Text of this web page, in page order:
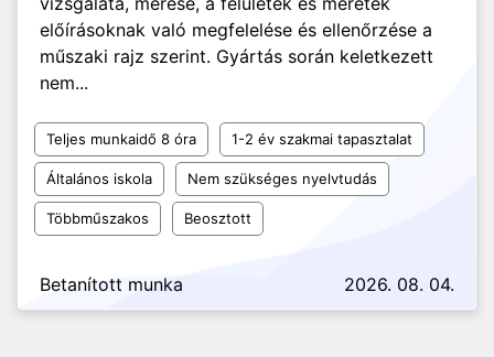
előírásoknak való megfelelése és ellenőrzése a
műszaki rajz szerint. Gyártás során keletkezett
nem...
Teljes munkaidő 8 óra 1-2 év szakmai tapasztalat
Általános iskola Nem szükséges nyelvtudás
Többműszakos Beosztott
Betanított munka 2026. 08. 04.